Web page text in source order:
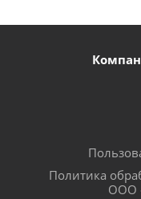
Политика
ООО